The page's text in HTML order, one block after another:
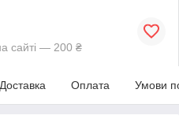
сайті — 200 ₴
Доставка Оплата Умови